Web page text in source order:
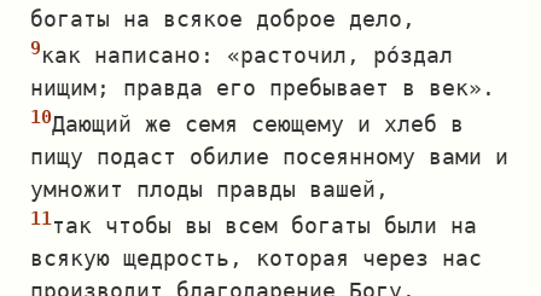
богаты на всякое доброе дело,
как написано: «расточил, ро́здал
нищим; правда его пребывает в век».
Дающий же семя сеющему и хлеб в
пищу подаст обилие посеянному вами и
умножит плоды правды вашей,
так чтобы вы всем богаты были на
всякую щедрость, которая через нас
производит благодарение Богу.